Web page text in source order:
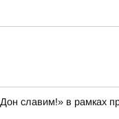
славим!» в рамках